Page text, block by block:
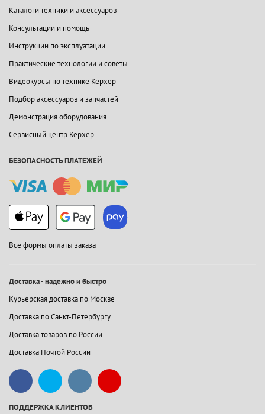
Каталоги техники и аксессуаров
Консультации и помощь
Инструкции по эксплуатации
Практические технологии и советы
Видеокурсы по технике Керхер
Подбор аксессуаров и запчастей
Демонстрация оборудования
Сервисный центр Керхер
БЕЗОПАСНОСТЬ ПЛАТЕЖЕЙ
Все формы оплаты заказа
Доставка - надежно и быстро
Курьерская доставка по Москве
Доставка по Санкт-Петербургу
Доставка товаров по России
Доставка Почтой России
ПОДДЕРЖКА КЛИЕНТОВ